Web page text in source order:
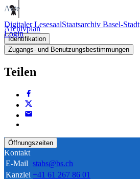
Digitaler LesesaalStaatsarchiv Basel-Stadt
Login
Akte
Archivplan
Identifikation
Zugangs- und Benutzungsbestimmungen
Teilen
Öffnungszeiten
Kontakt
E-Mail stabs@bs.ch
Kanzlei +41 61 267 86 01